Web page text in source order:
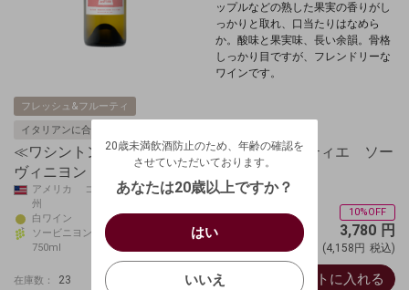
ップルなどの熟した果実の香りがし
っかりと取れ、口当たりはなめら
か。酸味と果実味、長い余韻。骨格
しっかり目ですが、フレンドリーな
ワインです。
フレッシュ&フルーティ
イタリアンに合う
≪ワシントン州≫【デリール・セラーズ】メティエ ソー
ヴィニヨン・ブラン2022
アメリカ コロンビア･ヴァレー ワシントン
州
白ワイン
ソービニヨン・ブラン100%
750ml
10%OFF
3,780 円
(4,158円 税込)
在庫数： 23 カートに入れる
お買い物を続ける カートへ進む
20歳未満飲酒防止のため、年齢の確認を
させていただいております。
あなたは20歳以上ですか？
はい
いいえ
20歳未満飲酒防止のため、年齢の確認を
生年月日を入力してください。
西暦
/
確認する
ログアウトします。よろしいですか？